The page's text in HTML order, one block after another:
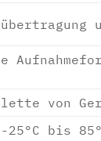
von
bis